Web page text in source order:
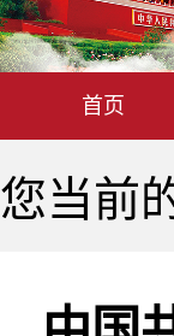
首页
您当前